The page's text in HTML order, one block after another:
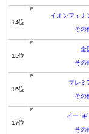
14位
イオンフィナ
その
15位
全
その
16位
プレミ
その
17位
イー･
その